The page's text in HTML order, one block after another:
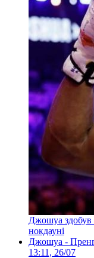
Джошуа здобув
нокдауні
Джошуа -
13:11, 26/07